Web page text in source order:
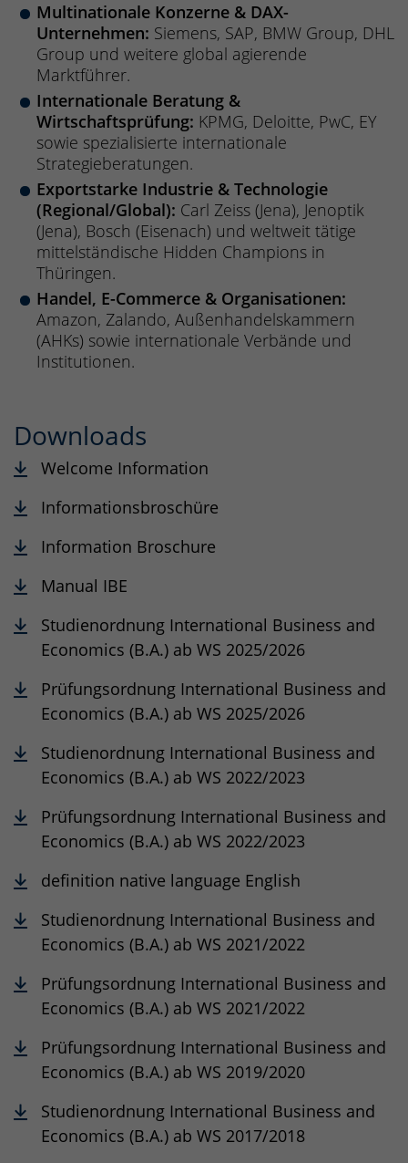
Multinationale Konzerne & DAX-
Unternehmen: Siemens, SAP, BMW Group, DHL
Group und weitere global agierende
Marktführer.
Internationale Beratung &
Wirtschaftsprüfung: KPMG, Deloitte, PwC, EY
sowie spezialisierte internationale
Strategieberatungen.
Exportstarke Industrie & Technologie
(Regional/Global): Carl Zeiss (Jena), Jenoptik
(Jena), Bosch (Eisenach) und weltweit tätige
mittelständische Hidden Champions in
Thüringen.
Handel, E-Commerce & Organisationen:
Amazon, Zalando, Außenhandelskammern
(AHKs) sowie internationale Verbände und
Institutionen.
Downloads
Welcome Information
Informationsbroschüre
Information Broschure
Manual IBE
Studienordnung International Business and
Economics (B.A.) ab WS 2025/2026
Prüfungsordnung International Business and
Economics (B.A.) ab WS 2025/2026
Studienordnung International Business and
Economics (B.A.) ab WS 2022/2023
Prüfungsordnung International Business and
Economics (B.A.) ab WS 2022/2023
definition native language English
Studienordnung International Business and
Economics (B.A.) ab WS 2021/2022
Prüfungsordnung International Business and
Economics (B.A.) ab WS 2021/2022
Prüfungsordnung International Business and
Economics (B.A.) ab WS 2019/2020
Studienordnung International Business and
Economics (B.A.) ab WS 2017/2018